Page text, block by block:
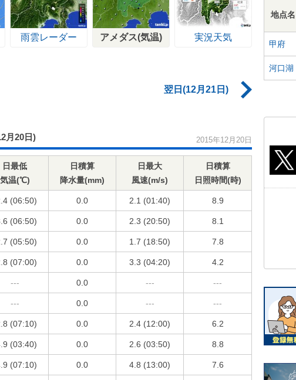
雨雲レーダー アメダス(気温) 実況天気
翌日(12月21日)
月20日) 2015年12月20日
日最低
気温(℃)
日積算
降水量(mm)
日最大
風速(m/s)
日積算
日照時間(時)
(06:50) 0.0 2.1 (01:40) 8.9
(06:50) 0.0 2.3 (20:50) 8.1
(05:50) 0.0 1.7 (18:50) 7.8
(07:00) 0.0 3.3 (04:20) 4.2
--- 0.0 --- ---
--- 0.0 --- ---
(07:10) 0.0 2.4 (12:00) 6.2
(03:40) 0.0 2.6 (03:50) 8.8
(07:10) 0.0 4.8 (13:00) 7.6
地点名
甲府
河口湖